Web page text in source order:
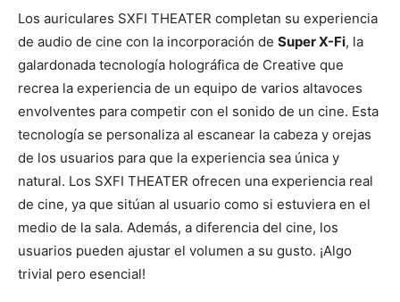
Los auriculares SXFI THEATER completan su experiencia
de audio de cine con la incorporación de Super X-Fi, la
galardonada tecnología holográfica de Creative que
recrea la experiencia de un equipo de varios altavoces
envolventes para competir con el sonido de un cine. Esta
tecnología se personaliza al escanear la cabeza y orejas
de los usuarios para que la experiencia sea única y
natural. Los SXFI THEATER ofrecen una experiencia real
de cine, ya que sitúan al usuario como si estuviera en el
medio de la sala. Además, a diferencia del cine, los
usuarios pueden ajustar el volumen a su gusto. ¡Algo
trivial pero esencial!